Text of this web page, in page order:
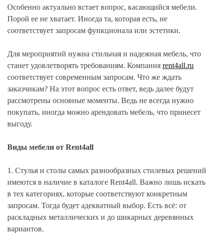
Особенно актуально встает вопрос, касающийся мебели.
Порой ее не хватает. Иногда та, которая есть, не
соответствует запросам функционала или эстетики.
Для мероприятий нужна стильная и надежная мебель, что
станет удовлетворять требованиям. Компания rent4all.ru
соответствует современным запросам. Что же ждать
заказчикам? На этот вопрос есть ответ, ведь далее будут
рассмотрены основные моменты. Ведь не всегда нужно
покупать, иногда можно арендовать мебель, что принесет
выгоду.
Виды мебели от Rent4all
1. Стулья и столы самых разнообразных стилевых решений
имеются в наличие в каталоге Rent4all. Важно лишь искать
в тех категориях, которые соответствуют конкретным
запросам. Тогда будет адекватный выбор. Есть всё: от
раскладных металлических и до шикарных деревянных
вариантов.